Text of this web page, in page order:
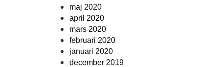
maj 2020
april 2020
mars 2020
februari 2020
januari 2020
december 2019